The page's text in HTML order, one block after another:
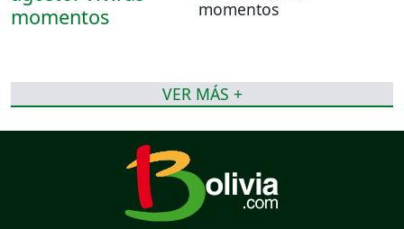
momentos
VER MÁS +